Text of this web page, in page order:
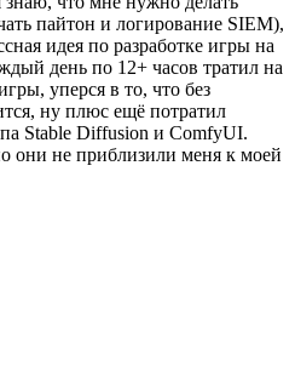
пайтон и логирование SIEM),
идея по разработке игры на
день по 12+ часов тратил на
уперся в то, что без
ну плюс ещё потратил
Stable Diffusion и ComfyUI.
они не приблизили меня к моей